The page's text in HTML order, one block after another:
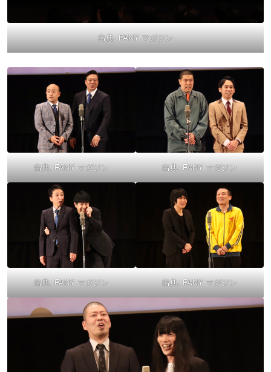
出典: FANY マガジン
出典: FANY マガジン 出典: FANY マガジン
出典: FANY マガジン 出典: FANY マガジン